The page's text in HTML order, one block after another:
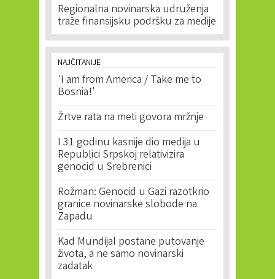
Regionalna novinarska udruženja
traže finansijsku podršku za medije
NAJČITANIJE
'I am from America / Take me to
Bosnia!'
Žrtve rata na meti govora mržnje
I 31 godinu kasnije dio medija u
Republici Srpskoj relativizira
genocid u Srebrenici
Rožman: Genocid u Gazi razotkrio
granice novinarske slobode na
Zapadu
Kad Mundijal postane putovanje
života, a ne samo novinarski
zadatak